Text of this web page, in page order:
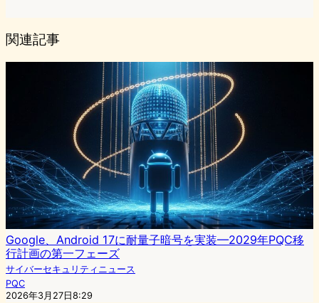
関連記事
Google、Android 17に耐量子暗号を実装—2029年PQC移
行計画の第一フェーズ
サイバーセキュリティニュース
PQC
2026年3月27日8:29